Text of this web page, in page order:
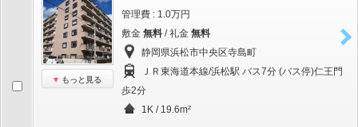
もっと見る
管理費 : 1.0万円
敷金 無料 / 礼金 無料
静岡県浜松市中央区寺島町
ＪＲ東海道本線/浜松駅 バス7分 (バス停)仁王門
歩2分
1K / 19.6m²